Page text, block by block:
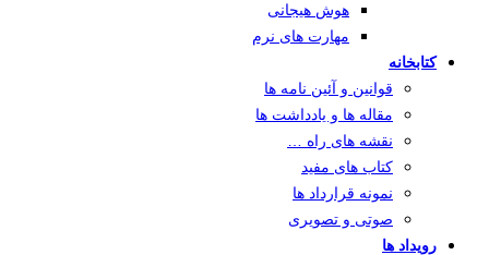
هوش هیجانی
مهارت های نرم
کتابخانه
قوانین و آئین نامه ها
مقاله ها و یادداشت ها
نقشه های راه …
کتاب های مفید
نمونه قرارداد ها
صوتی و تصویری
رویداد ها